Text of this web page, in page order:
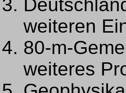
weiteren
80-m-
weiteres